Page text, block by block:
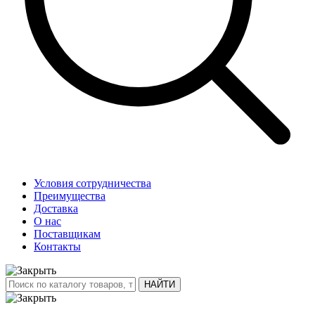
Условия сотрудничества
Преимущества
Доставка
О нас
Поставщикам
Контакты